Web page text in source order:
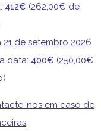
412€ (262,00€ de
21 de setembro 2026
data: 400€ (250,00€
nos em caso de